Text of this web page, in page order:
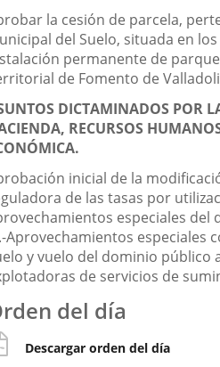
la cesión de parcela,
del Suelo, situada en
permanente de
de Fomento de
DICTAMINADOS POR
RECURSOS
inicial de la
de las tasas por
especiales del
Aprovechamientos especiales
y vuelo del dominio público
de servicios de
del día
Descargar orden del día